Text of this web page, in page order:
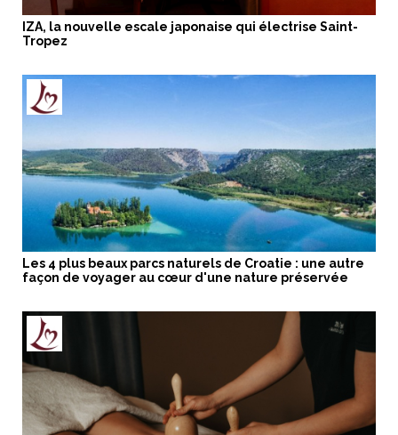
IZA, la nouvelle escale japonaise qui électrise Saint-
Tropez
Les 4 plus beaux parcs naturels de Croatie : une autre
façon de voyager au cœur d'une nature préservée